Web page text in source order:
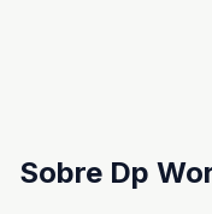
Sobre Dp